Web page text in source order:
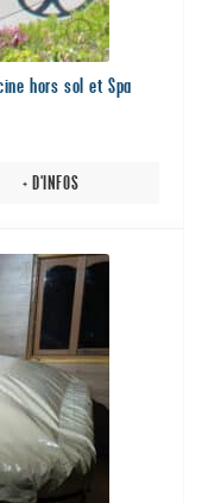
hors sol et Spa
+ D'INFOS